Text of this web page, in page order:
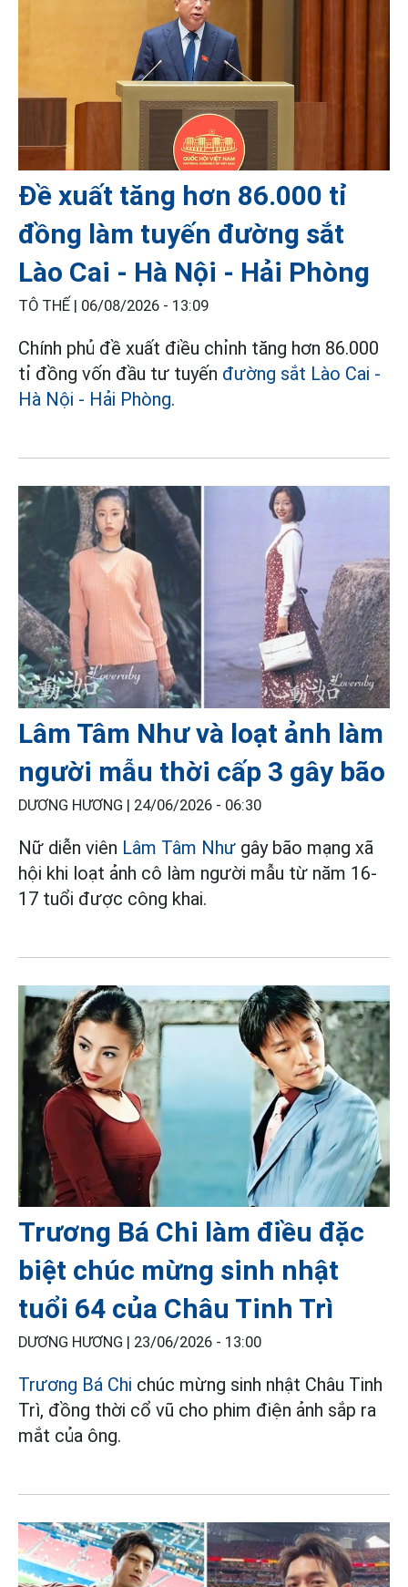
Đề xuất tăng hơn 86.000 tỉ
đồng làm tuyến đường sắt
Lào Cai - Hà Nội - Hải Phòng
TÔ THẾ | 06/08/2026 - 13:09
Chính phủ đề xuất điều chỉnh tăng hơn 86.000
tỉ đồng vốn đầu tư tuyến đường sắt Lào Cai -
Hà Nội - Hải Phòng.
Lâm Tâm Như và loạt ảnh làm
người mẫu thời cấp 3 gây bão
DƯƠNG HƯƠNG | 24/06/2026 - 06:30
Nữ diễn viên Lâm Tâm Như gây bão mạng xã
hội khi loạt ảnh cô làm người mẫu từ năm 16-
17 tuổi được công khai.
Trương Bá Chi làm điều đặc
biệt chúc mừng sinh nhật
tuổi 64 của Châu Tinh Trì
DƯƠNG HƯƠNG | 23/06/2026 - 13:00
Trương Bá Chi chúc mừng sinh nhật Châu Tinh
Trì, đồng thời cổ vũ cho phim điện ảnh sắp ra
mắt của ông.